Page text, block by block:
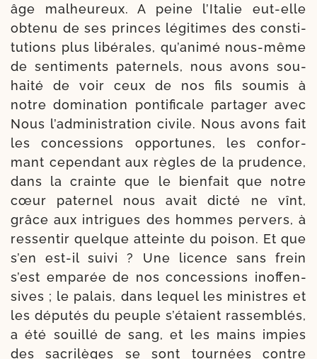
âge mal­heu­reux. A peine l’Italie eut-​elle
obte­nu de ses princes légi­times des consti­
tu­tions plus libé­rales, qu’animé nous-​même
de sen­ti­ments pater­nels, nous avons sou­
hai­té de voir ceux de nos fils sou­mis à
notre domi­na­tion pon­ti­fi­cale par­ta­ger avec
Nous l’administration civile. Nous avons fait
les conces­sions oppor­tunes, les confor­
mant cepen­dant aux règles de la pru­dence,
dans la crainte que le bien­fait que notre
cœur pater­nel nous avait dic­té ne vînt,
grâce aux intrigues des hommes per­vers, à
res­sen­tir quelque atteinte du poi­son. Et que
s’en est-​il sui­vi ? Une licence sans frein
s’est empa­rée de nos conces­sions inof­fen­
sives ; le palais, dans lequel les mi­nistres et
les dépu­tés du peuple s’étaient ras­sem­blés,
a été souillé de sang, et les mains impies
des sacri­lèges se sont tour­nées contre